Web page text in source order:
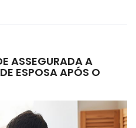
ASSEGURADA A
ESPOSA APÓS O